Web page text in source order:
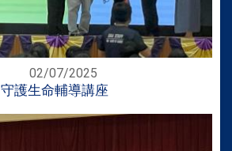
02/07/2025
守護生命輔導講座